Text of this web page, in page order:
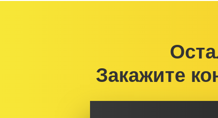
Закажите